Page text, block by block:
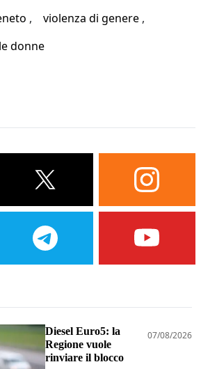
violenza di genere
donne
Diesel Euro5: la
Regione vuole
rinviare il blocco
07/08/2026